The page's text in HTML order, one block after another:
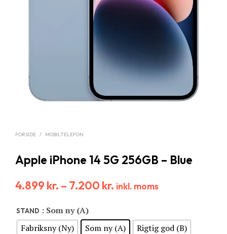
FORSIDE / MOBILTELEFON
Apple iPhone 14 5G 256GB – Blue
4.899 kr. – 7.200 kr. inkl. moms
STAND : Som ny (A)
Fabriksny (Ny)
Som ny (A)
Rigtig god (B)